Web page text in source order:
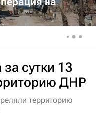
сутки 13
ДНР
территорию